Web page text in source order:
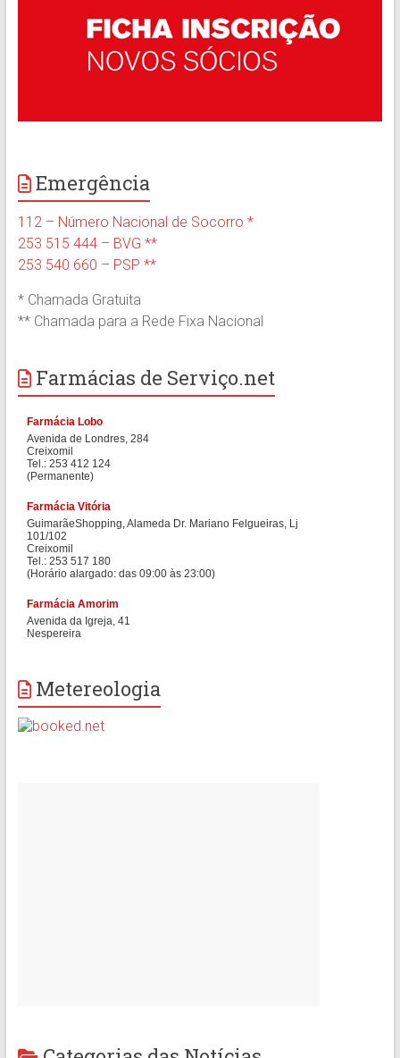
Emergência
112 – Número Nacional de Socorro *
253 515 444 – BVG **
253 540 660 – PSP **
* Chamada Gratuita
** Chamada para a Rede Fixa Nacional
Farmácias de Serviço.net
Metereologia